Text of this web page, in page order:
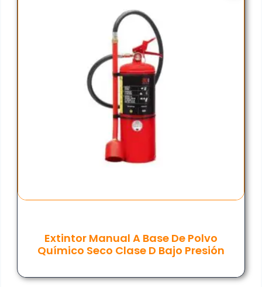
Extintor Manual A Base De Polvo
Químico Seco Clase D Bajo Presión